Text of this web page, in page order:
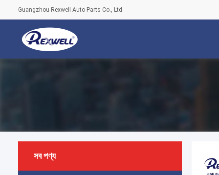
Guangzhou Rexwell Auto Parts Co., Ltd.
সব পণ্য